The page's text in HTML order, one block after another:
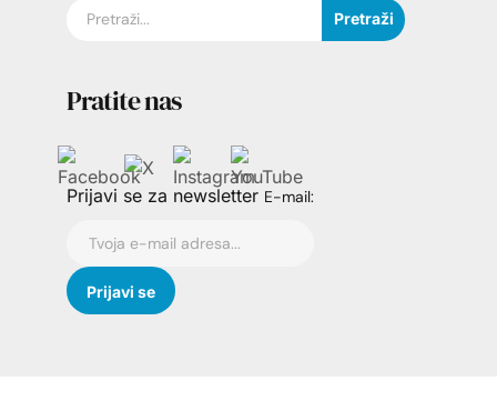
Pretraži
Pratite nas
Prijavi se za newsletter E-mail: